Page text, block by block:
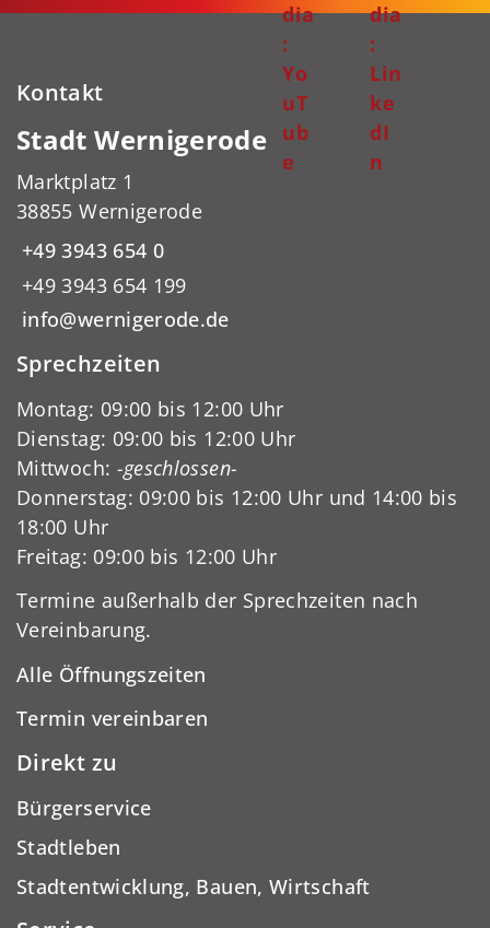
dia
:
Yo
uT
ub
e
dia
:
Lin
ke
dI
n
Kontakt
Stadt Wernigerode
Marktplatz 1
38855 Wernigerode
+49 3943 654 0
+49 3943 654 199
info@wernigerode.de
Sprechzeiten
Montag: 09:00 bis 12:00 Uhr
Dienstag: 09:00 bis 12:00 Uhr
Mittwoch: -geschlossen-
Donnerstag: 09:00 bis 12:00 Uhr und 14:00 bis
18:00 Uhr
Freitag: 09:00 bis 12:00 Uhr
Termine außerhalb der Sprechzeiten nach
Vereinbarung.
Alle Öffnungszeiten
Termin vereinbaren
Direkt zu
Bürgerservice
Stadtleben
Stadtentwicklung, Bauen, Wirtschaft